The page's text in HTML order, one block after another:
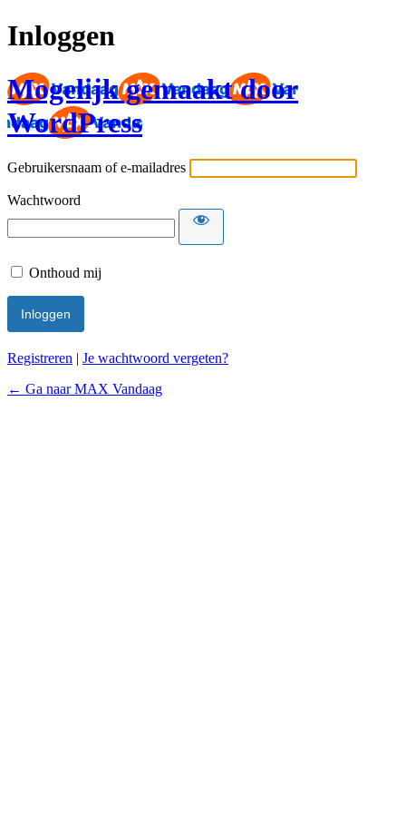
Inloggen
Mogelijk gemaakt door
WordPress
Gebruikersnaam of e-mailadres
Wachtwoord
Onthoud mij
Registreren | Je wachtwoord vergeten?
← Ga naar MAX Vandaag